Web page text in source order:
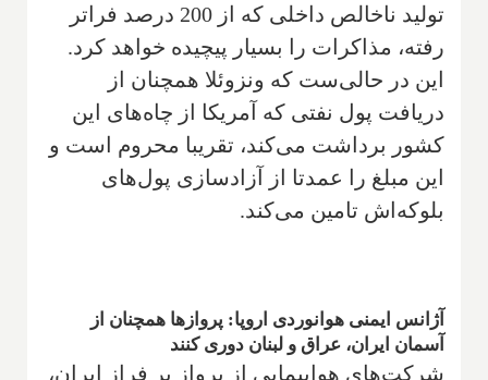
تولید ناخالص داخلی که از 200 درصد فراتر
رفته، مذاکرات را بسیار پیچیده خواهد کرد.
این در حالی‌ست که ونزوئلا همچنان از
دریافت پول نفتی که آمریکا از چاه‌های این
کشور برداشت می‌کند، تقریبا محروم است و
این مبلغ را عمدتا از آزادسازی پول‌های
بلوکه‌اش تامین می‌کند.
آژانس ایمنی هوانوردی اروپا: پروازها همچنان از
آسمان ایران، عراق و لبنان دوری کنند
شرکت‌های هواپیمایی از پرواز بر فراز ایران،